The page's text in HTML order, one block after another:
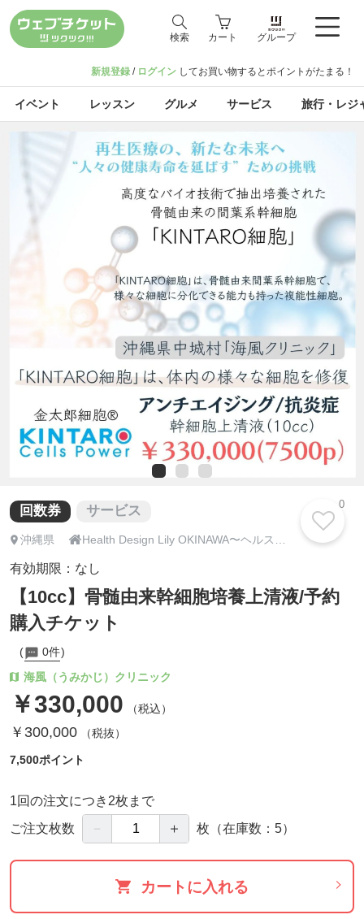
検索 カート グループ
新規登録 / ログイン してお買い物するとポイントがたまる！
イベント レッスン グルメ サービス 旅行・レジ
回数券 サービス
沖縄県  Health Design Lily OKINAWA〜ヘルスデザインリリー沖縄〜
有効期限：なし
【10cc】骨髄由来幹細胞培養上清液/予約
購入チケット
0件
海風（うみかじ）クリニック
￥330,000 （税込）
￥300,000（税抜）
7,500ポイント
1回の注文につき2枚まで
ご注文枚数 － ＋ 枚 （在庫数：5）
カートに入れる
0